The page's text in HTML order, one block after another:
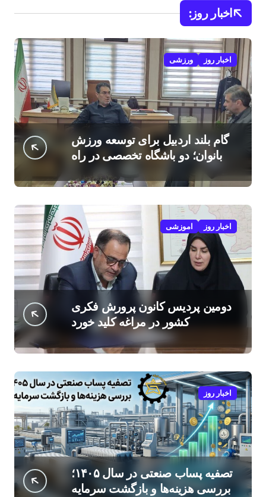
اخبار روز:
اخبار روز ورزشی
گام بلند اردبیل برای توسعه ورزش
بانوان؛ دو باشگاه تخصصی در راه
است
اخبار روز اموزشی
دومین پردیس کانون پرورش فکری
کشور در مراغه کلید خورد
اخبار روز
تصفیه پساب صنعتی در سال ۱۴۰۵؛
بررسی هزینه‌ها و بازگشت سرمایه